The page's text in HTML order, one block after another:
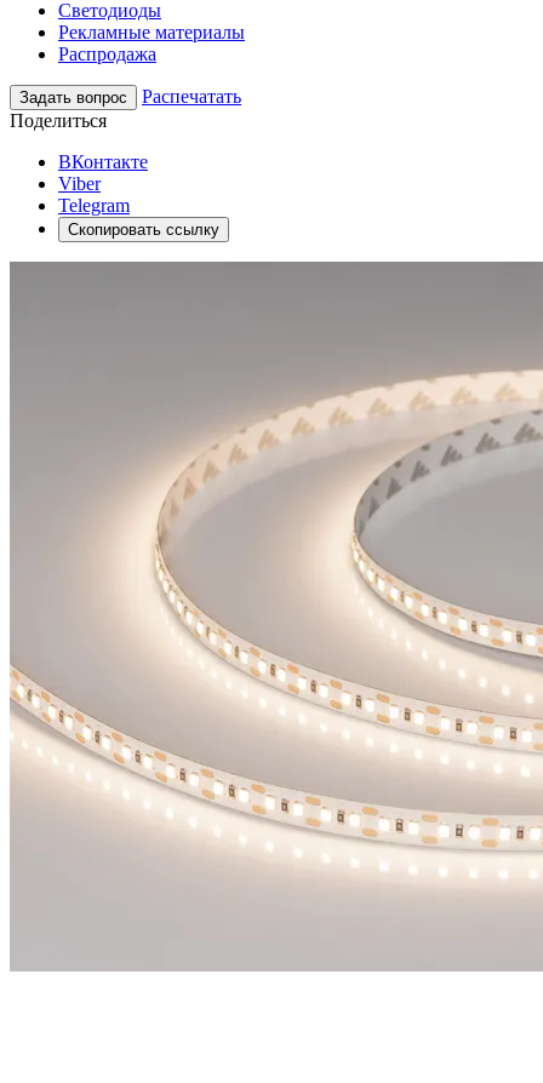
Светодиоды
Рекламные материалы
Распродажа
Задать вопрос
Распечатать
Поделиться
ВКонтакте
Viber
Telegram
Скопировать ссылку